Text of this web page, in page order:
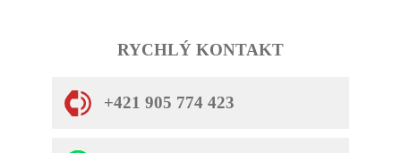
RYCHLÝ KONTAKT
+421 905 774 423